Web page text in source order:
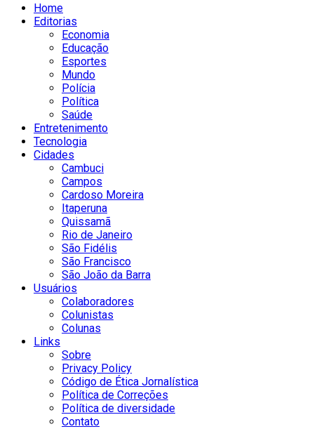
Home
Editorias
Economia
Educação
Esportes
Mundo
Polícia
Política
Saúde
Entretenimento
Tecnologia
Cidades
Cambuci
Campos
Cardoso Moreira
Itaperuna
Quissamã
Rio de Janeiro
São Fidélis
São Francisco
São João da Barra
Usuários
Colaboradores
Colunistas
Colunas
Links
Sobre
Privacy Policy
Código de Ética Jornalística
Política de Correções
Política de diversidade
Contato